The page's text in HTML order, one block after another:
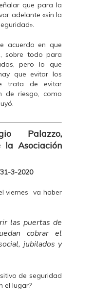
que para la
adelante «sin la
acuerdo en que
sobre todo para
pero lo que
que evitar los
trata de evitar
de riesgo, como
Palazzo,
la Asociación
3-2020
viernes va haber
las puertas de
cobrar el
jubilados y
de seguridad
el lugar?